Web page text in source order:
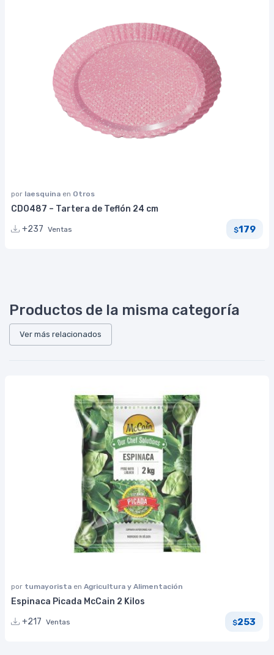
por laesquina en Otros
CD0487 – Tartera de Teflón 24 cm
+237 Ventas $179
Productos de la misma categoría
Ver más relacionados
por tumayorista en Agricultura y Alimentación
Espinaca Picada McCain 2 Kilos
+217 Ventas $253